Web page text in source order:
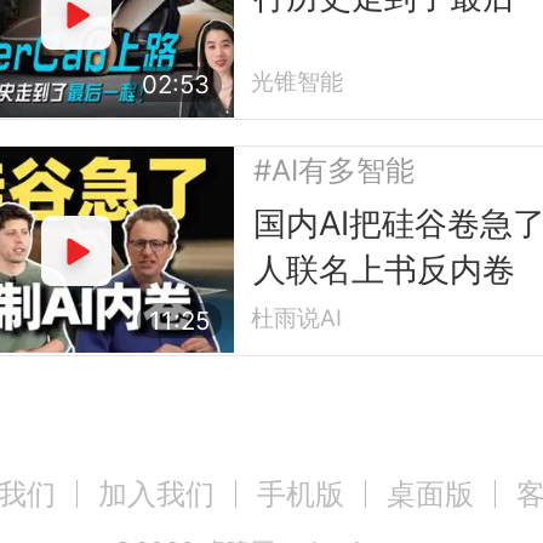
02:53 光锥智能
11:25
#AI有多智能
国内AI把硅谷卷急
人联名上书反内卷
杜雨说AI
们 加入我们 手机版 桌面版